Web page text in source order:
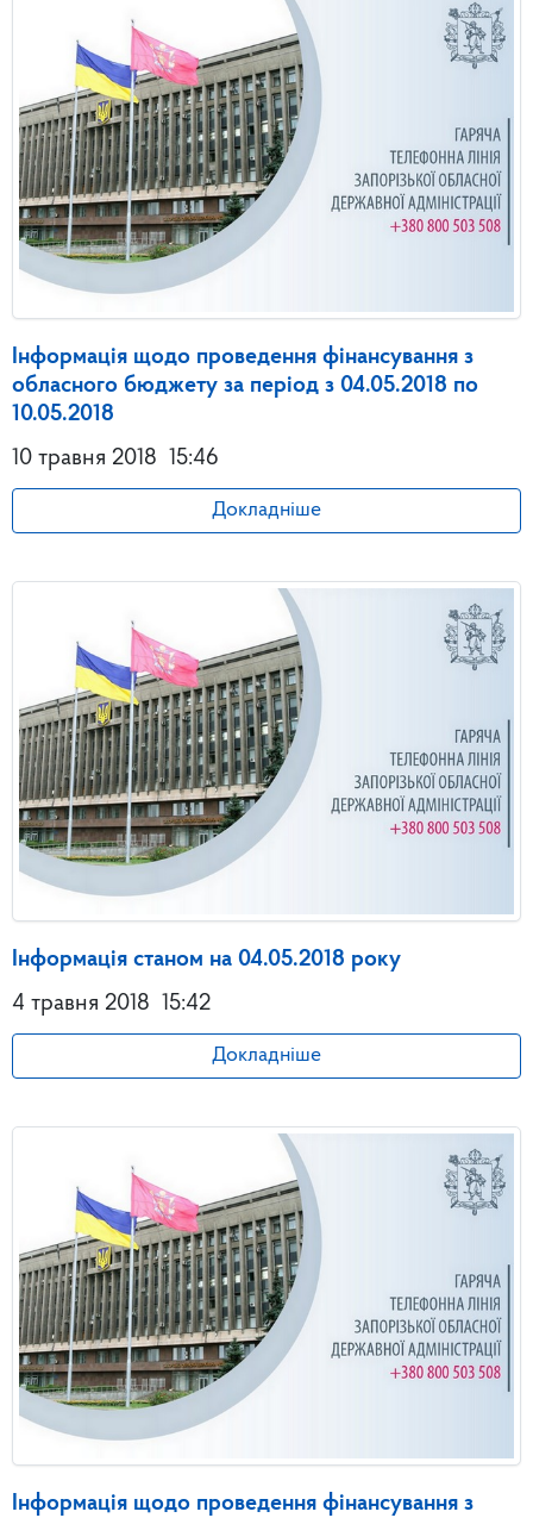
Інформація щодо проведення фінансування з
обласного бюджету за період з 04.05.2018 по
10.05.2018
10 травня 2018
15:46
Докладніше
Інформація станом на 04.05.2018 року
4 травня 2018 15:42
Докладніше
Інформація щодо проведення фінансування з